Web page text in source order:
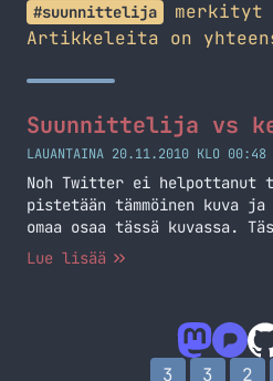
#suunnittelija
Artikkeleita on
Suunnittelija vs
LAUANTAINA 20.11.2010 KLO 00:48
Noh Twitter ei helpottanut
pistetään tämmöinen kuva ja
omaa osaa tässä kuvassa.
näette kohta, mutta se
olen tehnyt vähän molempaa
parrasta: itselläni… Jatka
Lue lisää
3 3 2